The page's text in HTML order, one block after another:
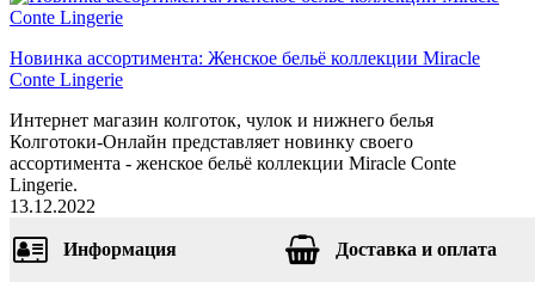
Новинка ассортимента: Женское бельё коллекции Miracle
Conte Lingerie
Интернет магазин колготок, чулок и нижнего белья
Колготоки-Онлайн представляет новинку своего
ассортимента - женское бельё коллекции Miracle Conte
Lingerie.
13.12.2022
Информация Доставка и оплата